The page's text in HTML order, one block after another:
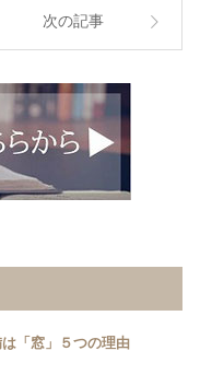
次の記事
「窓」５つの理由